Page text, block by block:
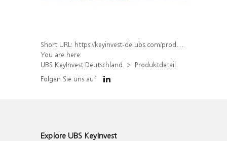
Short URL: https://keyinvest-de.ubs.com/produkt/detail/index/isin/DE000WA8YDQ4
You are here:
UBS KeyInvest Deutschland
Produktdetail
Folgen Sie uns auf
Explore UBS KeyInvest